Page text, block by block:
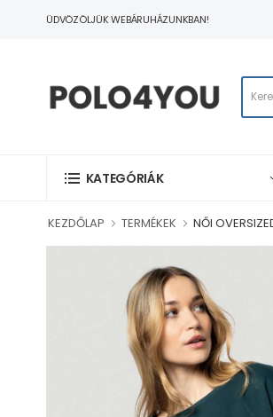
ÜDVÖZÖLJÜK WEBÁRUHÁZUNKBAN!
KATEGÓRIÁK
KEZDŐLAP TERMÉKEK NŐI